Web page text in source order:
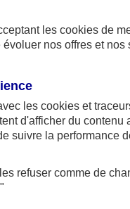
les cookies de
nos offres et nos
les cookies et
d'afficher du contenu
suivre la performance
refuser comme de
"